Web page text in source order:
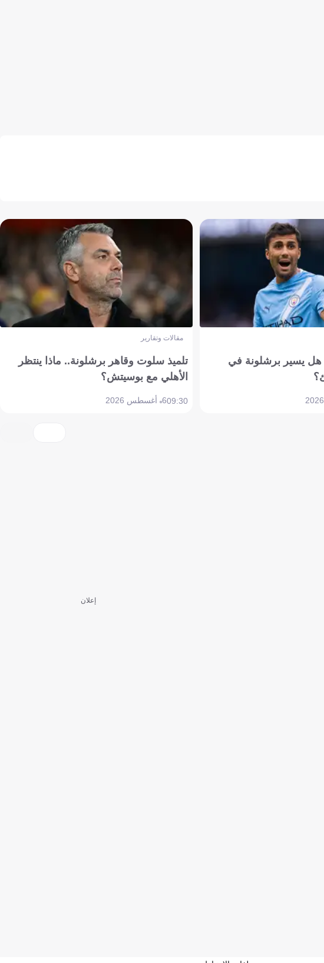
يسير برشلونة في
مقالات وتقارير
تلميذ سلوت وقاهر برشلونة.. ماذا ينتظر
الأهلي مع بوسيتش؟
09:306 أغسطس 2026
إعلان